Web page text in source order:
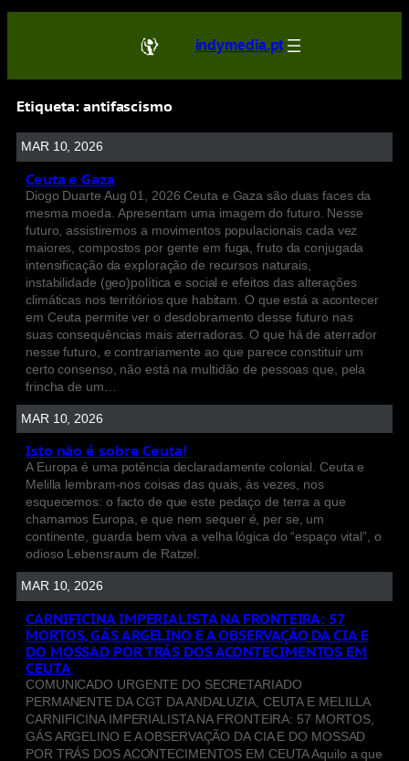
indymedia.pt
Etiqueta:antifascismo
MAR 10, 2026
Ceuta e Gaza
Diogo Duarte Aug 01, 2026 Ceuta e Gaza são duas faces da
mesma moeda. Apresentam uma imagem do futuro. Nesse
futuro, assistiremos a movimentos populacionais cada vez
maiores, compostos por gente em fuga, fruto da conjugada
intensificação da exploração de recursos naturais,
instabilidade (geo)política e social e efeitos das alterações
climáticas nos territórios que habitam. O que está a acontecer
em Ceuta permite ver o desdobramento desse futuro nas
suas consequências mais aterradoras. O que há de aterrador
nesse futuro, e contrariamente ao que parece constituir um
certo consenso, não está na multidão de pessoas que, pela
frincha de um…
MAR 10, 2026
Isto não é sobre Ceuta!
A Europa é uma potência declaradamente colonial. Ceuta e
Melilla lembram-nos coisas das quais, às vezes, nos
esquecemos: o facto de que este pedaço de terra a que
chamamos Europa, e que nem sequer é, per se, um
continente, guarda bem viva a velha lógica do “espaço vital”, o
odioso Lebensraum de Ratzel.
MAR 10, 2026
CARNIFICINA IMPERIALISTA NA FRONTEIRA: 57
MORTOS, GÁS ARGELINO E A OBSERVAÇÃO DA CIA E
DO MOSSAD POR TRÁS DOS ACONTECIMENTOS EM
CEUTA
COMUNICADO URGENTE DO SECRETARIADO
PERMANENTE DA CGT DA ANDALUZIA, CEUTA E MELILLA
CARNIFICINA IMPERIALISTA NA FRONTEIRA: 57 MORTOS,
GÁS ARGELINO E A OBSERVAÇÃO DA CIA E DO MOSSAD
POR TRÁS DOS ACONTECIMENTOS EM CEUTA Aquilo a que